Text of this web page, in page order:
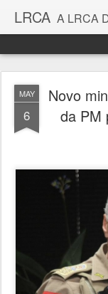
LRCA A LRCA Defense Consulting é uma entidade
MAY
6
Novo
da PM